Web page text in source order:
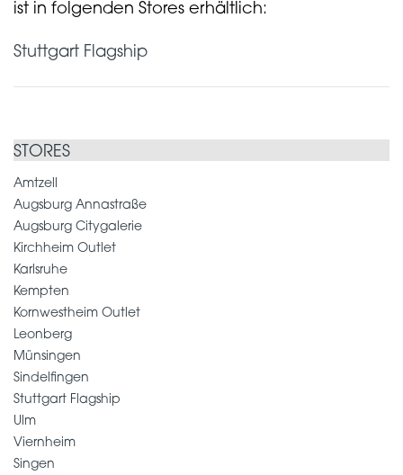
ist in folgenden Stores erhältlich:
Stuttgart Flagship
STORES
Amtzell
Augsburg Annastraße
Augsburg Citygalerie
Kirchheim Outlet
Karlsruhe
Kempten
Kornwestheim Outlet
Leonberg
Münsingen
Sindelfingen
Stuttgart Flagship
Ulm
Viernheim
Singen